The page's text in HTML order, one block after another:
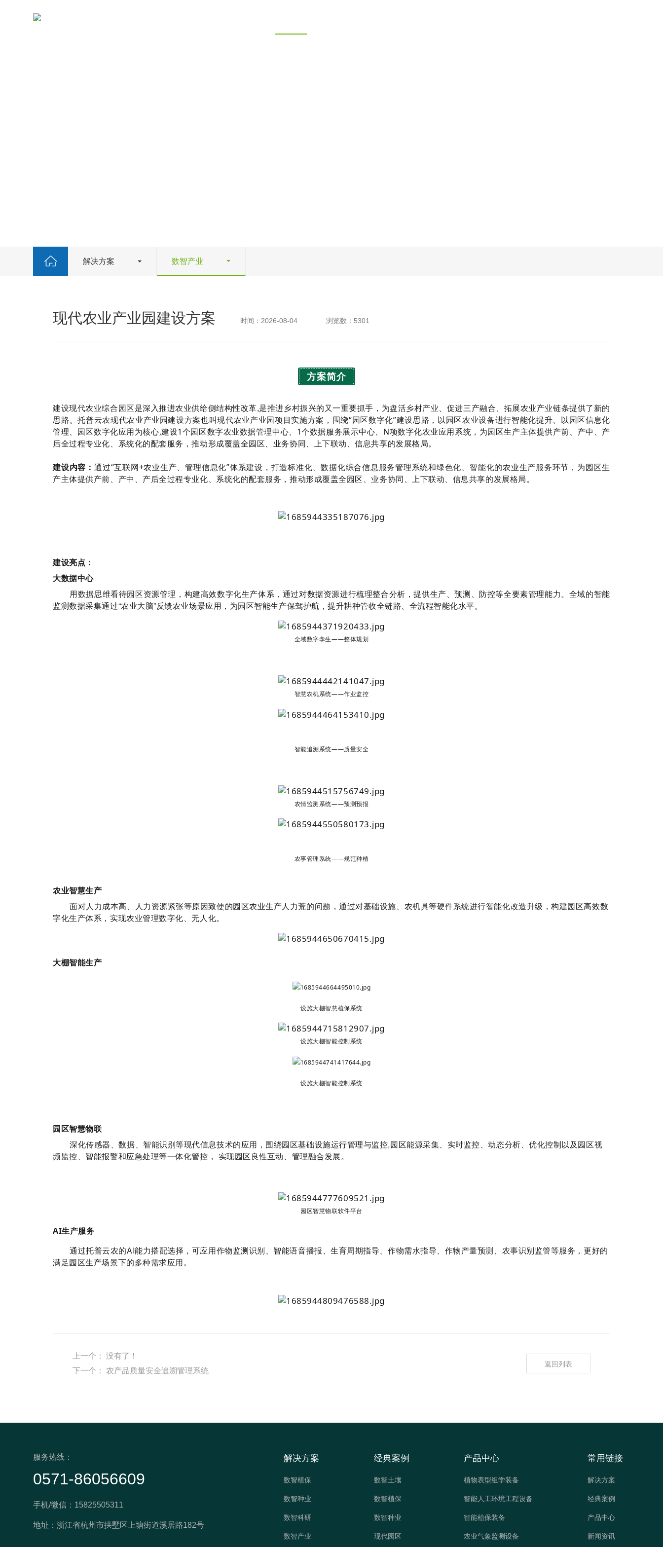
解决方案 数智产业
现代农业产业园建设方案 时间：2026-08-04 浏览数：5301
方案简介
建设现代农业综合园区是深入推进农业供给侧结构性改革,是推进乡村振兴的又一重要抓手，为盘活乡村产业、促进三产融合、拓展农业产业链条提供了新的
思路。托普云农现代农业产业园建设方案也叫现代农业产业园项目实施方案，围绕“园区数字化”建设思路，以园区农业设备进行智能化提升、以园区信息化
管理、园区数字化应用为核心,建设1个园区数字农业数据管理中心、1个数据服务展示中心、N项数字化农业应用系统，为园区生产主体提供产前、产中、产
后全过程专业化、系统化的配套服务，推动形成覆盖全园区、业务协同、上下联动、信息共享的发展格局。
建设内容：通过“互联网+农业生产、管理信息化”体系建设， 打造标准化、数据化综合信息服务管理系统和绿色化、智能化的农业生产服务环节，为园区生
产主体提供产前、产中、产后全过程专业化、系统化的配套服务，推动形成覆盖全园区、业务协同、上下联动、信息共享的发展格局。
建设亮点：
大数据中心
用数据思维看待园区资源管理，构建高效数字化生产体系，通过对数据资源进行梳理整合分析，提供生产、预测、防控等全要素管理能力。全域的智能
监测数据采集通过“农业大脑”反馈农业场景应用，为园区智能生产保驾护航，提升耕种管收全链路、全流程智能化水平。
全域数字孪生——整体规划
智慧农机系统——作业监控
智能追溯系统——质量安全
农情监测系统——预测预报
农事管理系统——规范种植
农业智慧生产
面对人力成本高、
人力资源紧张等原因致使的园区农业生产人力荒的问题，通过对基础设施、农机具等硬件系统进行智能化改造升级，构建园区高效数
字化生产体系，实现农业管理数字化、无人化。
大棚智能生产
设施大棚智慧植保系统
设施大棚智能控制系统
设施大棚智能控制系统
园区智慧物联
深化传感器、数据、智能识别等现代信息技术的应用，围绕园区基础设施运行管理与监控,园区能源采集、实时监控、动态分析、优化控制以及园区视
频监控、智能报警和应急处理等一体化管控， 实现园区良性互动、管理融合发展。
园区智慧物联软件平台
AI生产服务
通过托普云农的AI能力搭配选择，可应用作物监测识别、智能语音播报、生育周期指导、作物需水指导、作物产量预测、农事识别监管等服务，更好的
满足园区生产场景下的多种需求应用。
上一个：
没有了！
下一个：
农产品质量安全追溯管理系统
返回列表
服务热线：
0571-86056609
手机/微信：15825505311
地址：浙江省杭州市拱墅区上塘街道溪居路182号
解决方案
数智植保
数智种业
数智科研
数智产业
经典案例
数智土壤
数智植保
数智种业
现代园区
产品中心
植物表型组学装备
智能人工环境工程设备
智能植保装备
农业气象监测设备
常用链接
解决方案
经典案例
产品中心
新闻资讯